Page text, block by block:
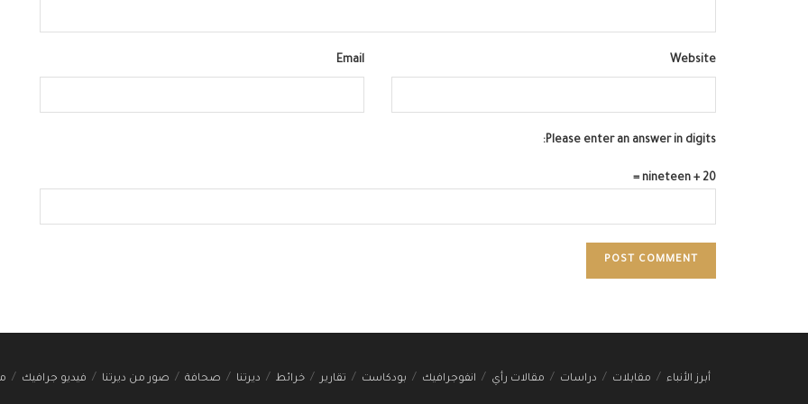
Email Website
Please enter an answer in digits:
nineteen + 20 =
أبرز الأنباء مقابلات دراسات مقالات رأي انفوجرافيك بودكاست تقارير خرائط ديرتنا صحافة صور من ديرتنا فيديو جرافيك